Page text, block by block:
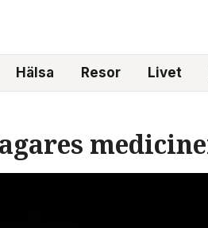
Hälsa Resor Livet